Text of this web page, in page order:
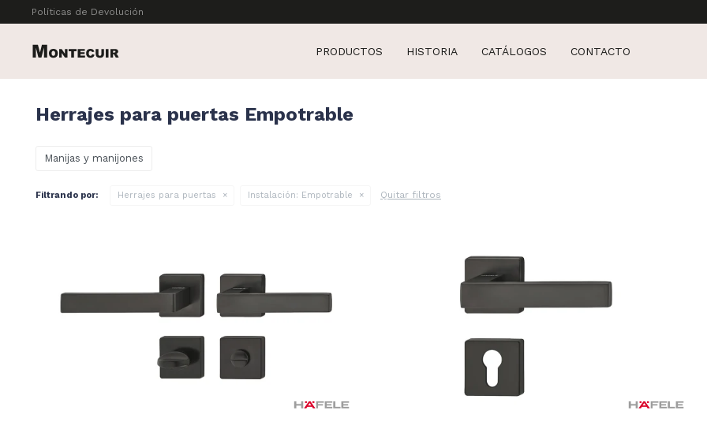
PRODUCTOS HISTORIA CATÁLOGOS CONTACTO
Políticas de Devolución
Herrajes para puertas Empotrable
Manijas y manijones
Filtrando por: Herrajes para puertas Instalación: Empotrable Quitar filtros